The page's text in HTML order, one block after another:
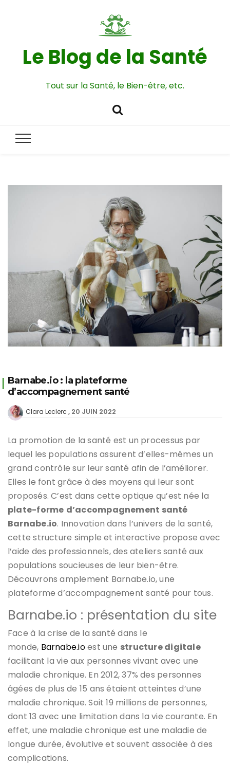
Le Blog de la Santé
Tout sur la Santé, le Bien-être, etc.
Barnabe.io : la plateforme
d’accompagnement santé
Clara Leclerc 20 JUIN 2022
La promotion de la santé est un processus par
lequel les populations assurent d’elles-mêmes un
grand contrôle sur leur santé afin de l’améliorer.
Elles le font grâce à des moyens qui leur sont
proposés. C’est dans cette optique qu’est née la
plate-forme d’accompagnement santé
Barnabe.io. Innovation dans l’univers de la santé,
cette structure simple et interactive propose avec
l’aide des professionnels, des ateliers santé aux
populations soucieuses de leur bien-être.
Découvrons amplement Barnabe.io, une
plateforme d’accompagnement santé pour tous.
Barnabe.io : présentation du site
Face à la crise de la santé dans le
monde, Barnabe.ioest une structure digitale
facilitant la vie aux personnes vivant avec une
maladie chronique. En 2012, 37% des personnes
âgées de plus de 15 ans étaient atteintes d’une
maladie chronique. Soit 19 millions de personnes,
dont 13 avec une limitation dans la vie courante. En
effet, une maladie chronique est une maladie de
longue durée, évolutive et souvent associée à des
complications.